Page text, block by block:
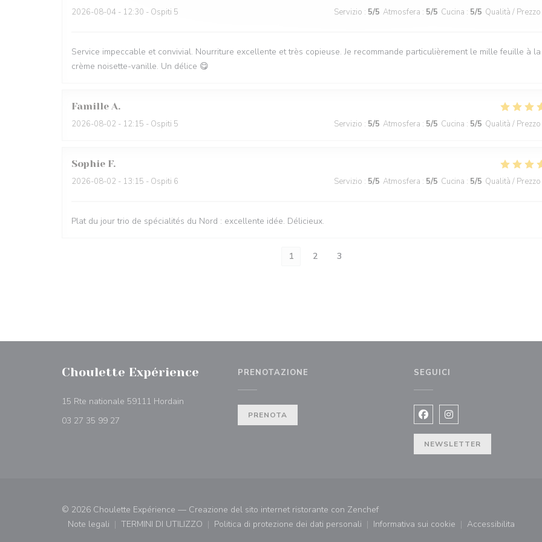
2026-08-04 - 12:30 - Ospiti 5 Servizio : 5/5 Atmosfera : 5/5 Cucina : 5/5 Qualità / Prezzo
Service impeccable et convivial. Nourriture excellente et très copieuse. Je recommande particulièrement le mille feuille à la
crème noisette-vanille. Un délice 😋
Famille A
2026-08-02 - 12:15 - Ospiti 5 Servizio : 5/5 Atmosfera : 5/5 Cucina : 5/5 Qualità / Prezzo
Sophie F
2026-08-02 - 13:15 - Ospiti 6 Servizio : 5/5 Atmosfera : 5/5 Cucina : 5/5 Qualità / Prezzo
Plat du jour trio de spécialités du Nord : excellente idée. Délicieux.
1 2 3
Choulette Expérience
15 Rte nationale 59111 Hordain
03 27 35 99 27
PRENOTAZIONE
PRENOTA
SEGUICI
Facebook ((apre una nuova
Instagram ((apre una
NEWSLETTER
© 2026 Choulette Expérience — Creazione del sito internet ristorante con Zenchef((apre una nuova finestra))
Note legali
((apre una nuova finestra))
TERMINI DI UTILIZZO
((apre una nuova finestra))
Politica di protezione dei dati personali
((apre una nuova finestra))
Informativa sui cookie
((apre una nuova finestra))
Accessibilita
((apre una